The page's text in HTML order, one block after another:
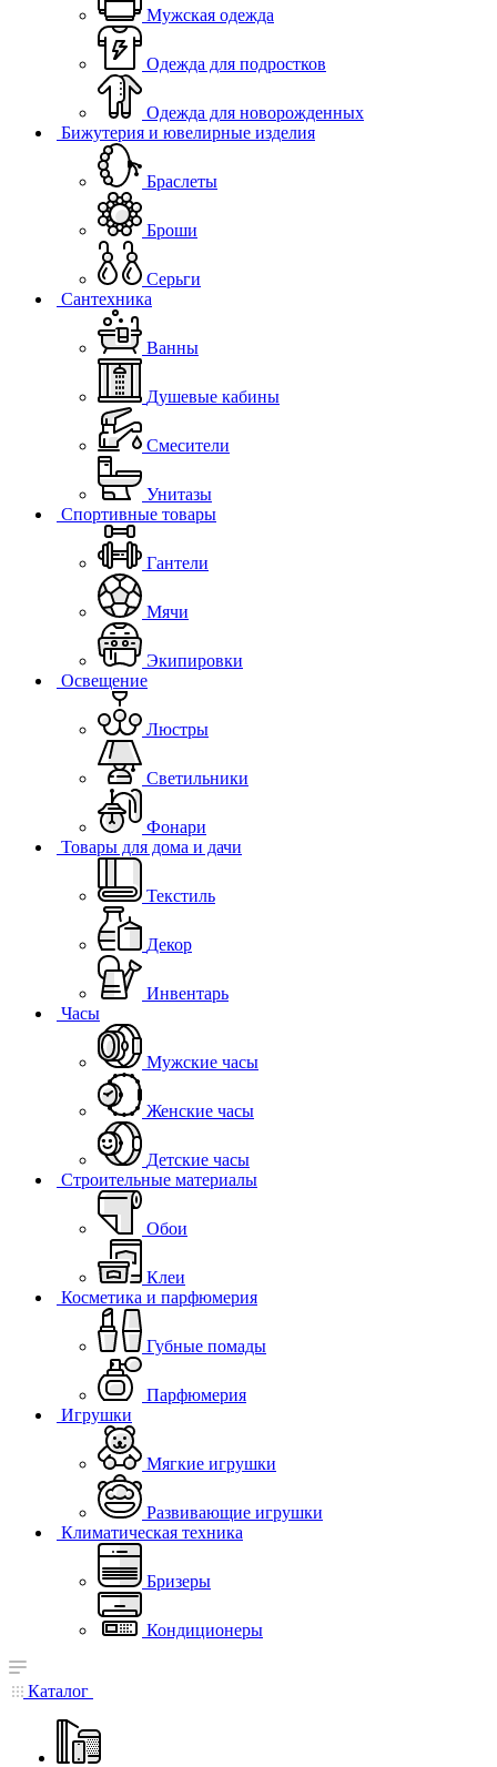
Мужская одежда
Одежда для подростков
Одежда для новорожденных
Бижутерия и ювелирные изделия
Браслеты
Броши
Серьги
Сантехника
Ванны
Душевые кабины
Смесители
Унитазы
Спортивные товары
Гантели
Мячи
Экипировки
Освещение
Люстры
Светильники
Фонари
Товары для дома и дачи
Текстиль
Декор
Инвентарь
Часы
Мужские часы
Женские часы
Детские часы
Строительные материалы
Обои
Клеи
Косметика и парфюмерия
Губные помады
Парфюмерия
Игрушки
Мягкие игрушки
Развивающие игрушки
Климатическая техника
Бризеры
Кондиционеры
Каталог